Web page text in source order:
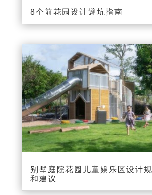
8个前花园设计避坑指南
别墅庭院花园儿童娱乐区设计
和建议